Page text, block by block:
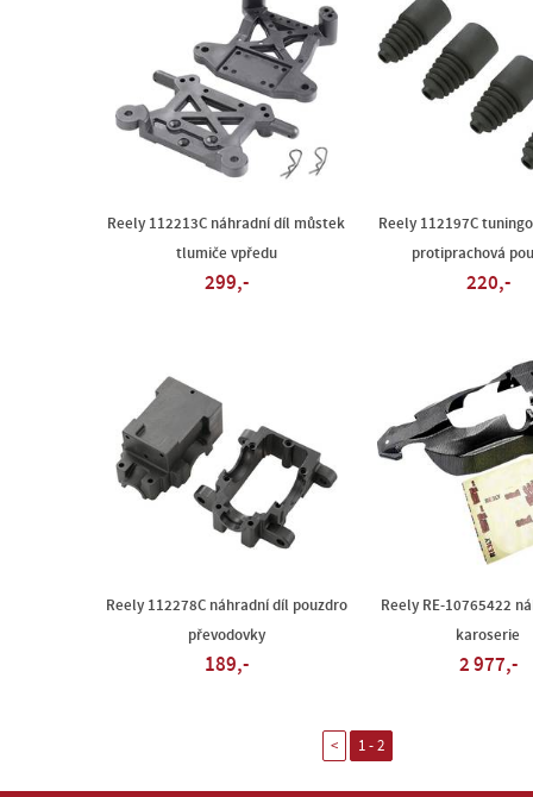
Reely 112213C náhradní díl můstek
tlumiče vpředu
299,-
Reely 112197C
protiprachová
220,-
Reely 112278C náhradní díl pouzdro
převodovky
189,-
Reely RE-10765422
karoserie
2 977,-
< 1 - 2